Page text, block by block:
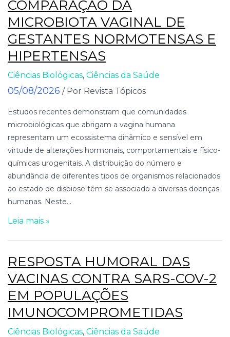
COMPARAÇÃO DA
MICROBIOTA VAGINAL DE
GESTANTES NORMOTENSAS E
HIPERTENSAS
Ciências Biológicas, Ciências da Saúde
05/08/2026 / Por Revista Tópicos
Estudos recentes demonstram que comunidades
microbiológicas que abrigam a vagina humana
representam um ecossistema dinâmico e sensível em
virtude de alterações hormonais, comportamentais e físico-
químicas urogenitais. A distribuição do número e
abundância de diferentes tipos de organismos relacionados
ao estado de disbiose têm se associado a diversas doenças
humanas. Neste...
Leia mais »
RESPOSTA HUMORAL DAS
VACINAS CONTRA SARS-COV-2
EM POPULAÇÕES
IMUNOCOMPROMETIDAS
Ciências Biológicas, Ciências da Saúde